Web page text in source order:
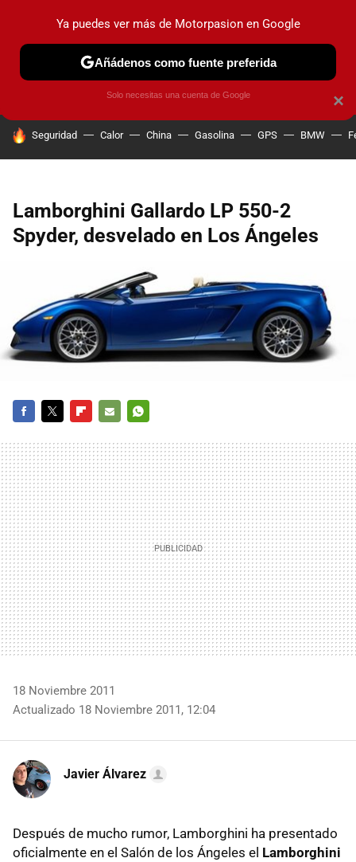
PRUEBAS COCHES ELÉCTRICOS OBSERVATORIO
HOY SE HABLA DE
Seguridad Calor China Gasolina GPS BMW
Lamborghini Gallardo LP 550-2
Spyder, desvelado en Los Ángeles
MAIL
18 Noviembre 2011
Actualizado 18 Noviembre 2011, 12:04
Javier Álvarez
Después de mucho rumor, Lamborghini ha presentado
oficialmente en el Salón de los Ángeles el Lamborghini
×
Ya puedes ver más de Motorpasion en Google
Añádenos como fuente preferida
Solo necesitas una cuenta de Google